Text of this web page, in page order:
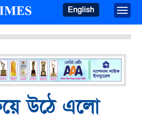
English
উঠে এলো